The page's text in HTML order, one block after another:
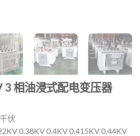
3 相油浸式配电变压器
伏
0.38KV 0.4KV 0.415KV 0.44KV